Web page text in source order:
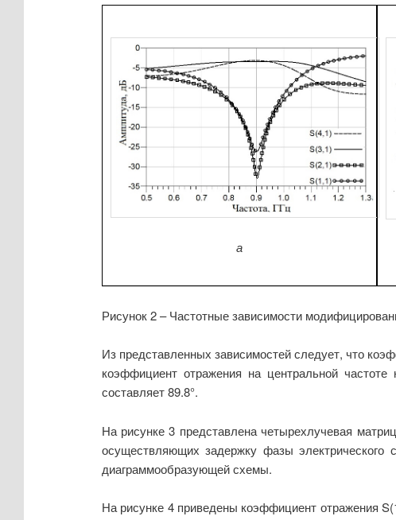
а
Рисунок 2 – Частотные зависимости
Из представленных зависимостей следует, что
коэффициент отражения на центральной
составляет 89.8°.
На рисунке 3 представлена четырехлучевая
осуществляющих задержку фазы электрического
диаграммообразующей схемы.
На рисунке 4 приведены коэффициент отражения